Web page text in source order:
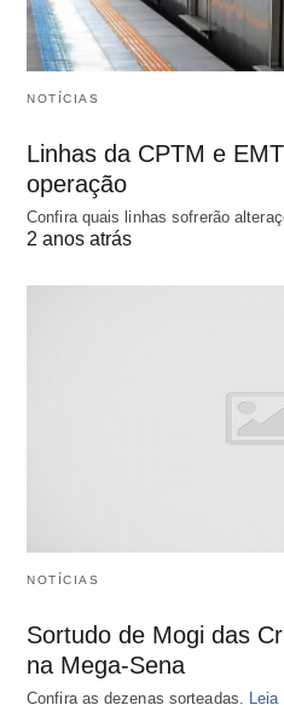
NOTÍCIAS
Linhas da CPTM e
operação
Confira quais linhas sofrerão
2 anos atrás
NOTÍCIAS
Sortudo de Mogi das
na Mega-Sena
Confira as dezenas sorteadas. Leia